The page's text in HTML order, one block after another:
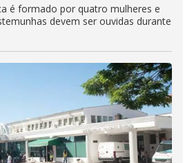
é formado por quatro mulheres e
devem ser ouvidas durante